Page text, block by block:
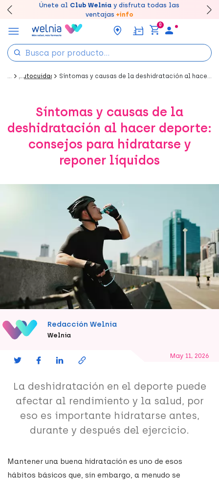
Disfruta de la entregarápida y gratuitaen farmacia
Únete al Club Welnia y disfruta todas las
ventajas +info
un 7% de descuento creando tu cuentaaquí
Canjea tus puntos en tu Farmacia de Confianza,
acumúlalos online.
0
... Autocuidado Síntomas y causas de la deshidratación al hacer deporte: consejos para hidratarse y reponer líquidos
Síntomas y causas de la
deshidratación al hacer deporte:
consejos para hidratarse y
reponer líquidos
Redacción Welnia
Welnia
May 11, 2026
La deshidratación en el deporte puede
afectar al rendimiento y la salud, por
eso es importante hidratarse antes,
durante y después del ejercicio.
Mantener una buena hidratación es uno de esos
hábitos básicos que, sin embargo, a menudo se